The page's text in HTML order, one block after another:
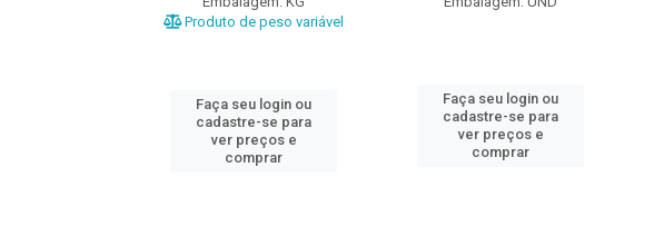
Produto de peso variável
Faça seu login ou
cadastre-se para
ver preços e
comprar
Faça seu login ou
cadastre-se para
ver preços e
comprar